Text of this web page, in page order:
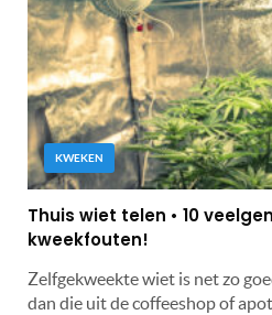
KWEKEN
Thuis wiet telen • 10
kweekfouten!
Zelfgekweekte wiet is net zo
dan die uit de coffeeshop of